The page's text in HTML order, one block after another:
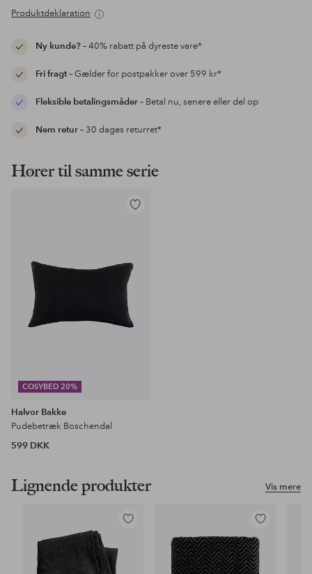
Produktdeklaration
Ny kunde?– 40% rabatt på dyreste vare*
Fri fragt– Gælder for postpakker over 599 kr*
Fleksible betalingsmåder– Betal nu, senere eller del op
Nem retur– 30 dages returret*
Hører til samme serie
COSYBED 20%
Tilføj
Halvor Bakke
Pudebetræk Boschendal
599 DKK
Vis mere
Lignende produkter
Tilføj
favoritter
Tilføj
til
favoritter